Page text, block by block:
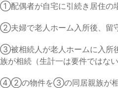
①配偶者が自宅に引続き居住の
②夫婦で老人ホーム入所後、留
③被相続人が老人ホームに入所
族が相続（生計一は要件ではない
④②の物件を③の同居親族が